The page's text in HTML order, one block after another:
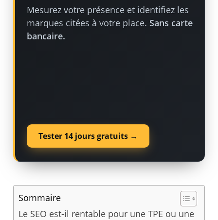
Mesurez votre présence et identifiez les
marques citées à votre place. Sans carte
bancaire.
Tester 14 jours gratuits →
Sommaire
Le SEO est-il rentable pour une TPE ou une